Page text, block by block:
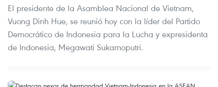
El presidente de la Asamblea Nacional de Vietnam,
Vuong Dinh Hue, se reunió hoy con la líder del Partido
Democrático de Indonesia para la Lucha y expresidenta
de Indonesia, Megawati Sukarnoputri.